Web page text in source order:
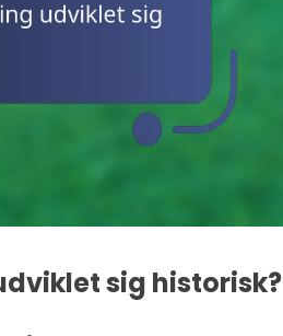
sig historisk?